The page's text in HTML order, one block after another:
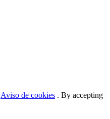
Aviso de cookies . By accepting